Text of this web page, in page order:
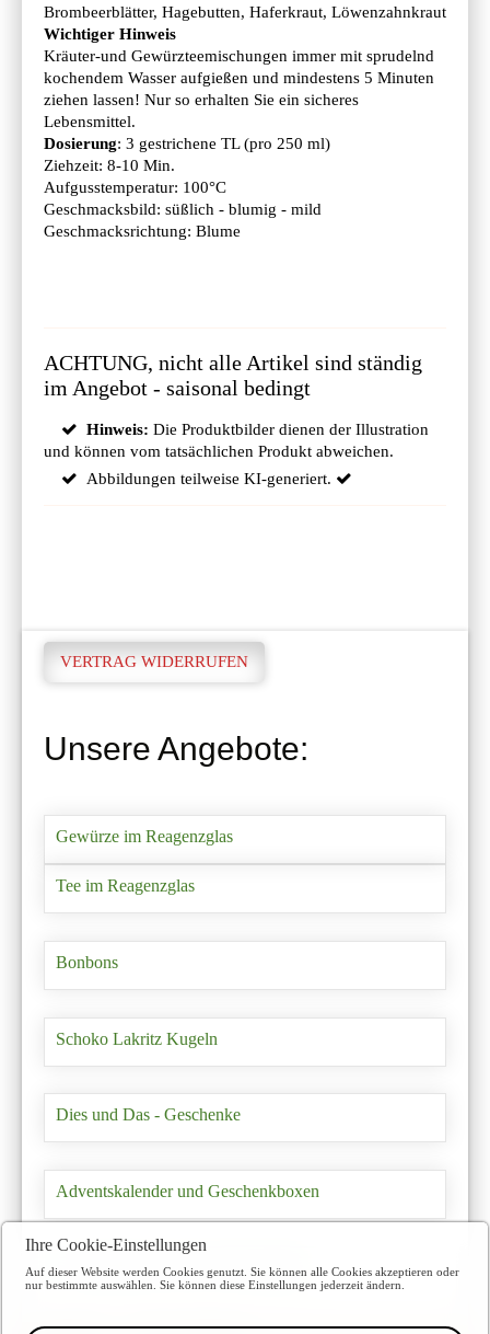
Brombeerblätter, Hagebutten, Haferkraut, Löwenzahnkraut
Wichtiger Hinweis
Kräuter-und Gewürzteemischungen immer mit sprudelnd
kochendem Wasser aufgießen und mindestens 5 Minuten
ziehen lassen! Nur so erhalten Sie ein sicheres
Lebensmittel.
Dosierung: 3 gestrichene TL (pro 250 ml)
Ziehzeit: 8-10 Min.
Aufgusstemperatur: 100°C
Geschmacksbild: süßlich - blumig - mild
Geschmacksrichtung: Blume
ACHTUNG, nicht alle Artikel sind ständig
im Angebot - saisonal bedingt
Hinweis: Die Produktbilder dienen der Illustration
und können vom tatsächlichen Produkt abweichen.
Abbildungen teilweise KI-generiert.
VERTRAG WIDERRUFEN
Unsere Angebote:
Gewürze im Reagenzglas
Tee im Reagenzglas
Bonbons
Schoko Lakritz Kugeln
Dies und Das - Geschenke
Adventskalender und Geschenkboxen
Fruchtaufstriche ohne Zuckerzugabe
Ihre Cookie-Einstellungen
Auf dieser Website werden Cookies genutzt. Sie können alle Cookies akzeptieren oder
nur bestimmte auswählen. Sie können diese Einstellungen jederzeit ändern.